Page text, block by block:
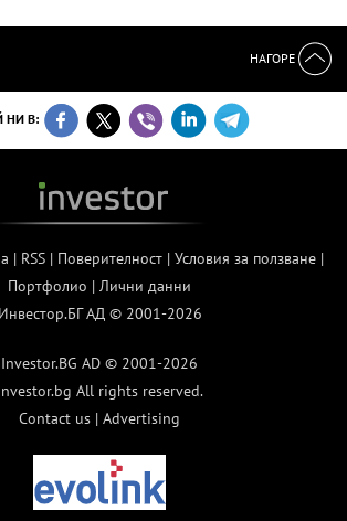
НАГОРЕ
НИ В:
| RSS| Поверителност| Условия за ползване|
Портфолио | Лични данни
Инвестор.БГ АД © 2001-2026
Investor.BG AD © 2001-2026
All rights reserved.
Contact us | Advertising